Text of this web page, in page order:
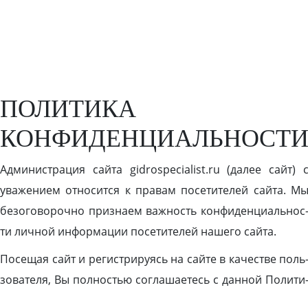
ПОЛИТИКА
КОНФИДЕНЦИАЛЬНОСТИ
Ад­ми­нис­тра­ция сай­та gidrospecialist.ru (да­лее cайт) с
ува­жени­ем от­но­сит­ся к пра­вам по­сети­телей сай­та. Мы
бе­зого­вороч­но приз­на­ем важ­ность кон­фи­ден­ци­аль­нос­
ти лич­ной ин­форма­ции по­сети­телей на­шего сай­та.
По­сещая сайт и ре­гис­три­ру­ясь на сай­те в ка­чес­тве поль­
зо­вате­ля, Вы пол­ностью сог­ла­ша­етесь с дан­ной По­лити­